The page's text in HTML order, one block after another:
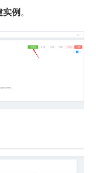
实例。